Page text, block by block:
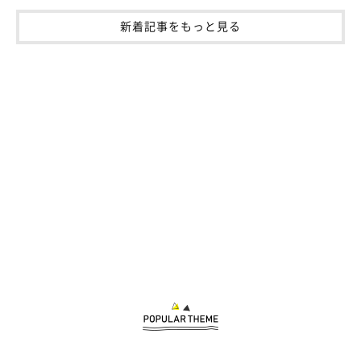
意だと思われます。一方で、おっとり、のんびりした性格の猫は
苦手とするのかもしれませんね」
新着記事をもっと見る